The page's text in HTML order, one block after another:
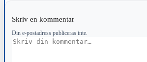
Skriv en kommentar
Din e-postadress publiceras inte.
Kommentar